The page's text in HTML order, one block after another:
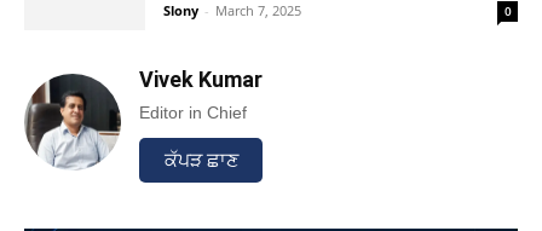
Slony - March 7, 2025 0
Vivek Kumar
Editor in Chief
ਕੱਪੜ ਛਾਣ